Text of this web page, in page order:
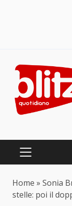
content
PRIMARY
Home » Sonia
stelle: poi il